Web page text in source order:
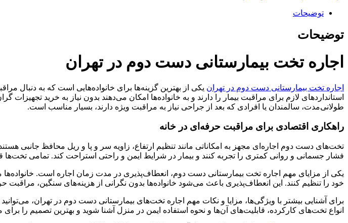
توضیحات
توضیحات
اجاره تخت بیمارستانی دست دوم در تهران
اجاره تخت بیمارستانی دست دوم در تهران یکی از بهترین گزینه‌ها برای خانواده‌هایی است که به دنبال
استانداردهای لازم برای مراقبت بیمار را دارند و به خانواده‌ها امکان می‌دهند بدون نیاز به خرید
طولانی‌مدت، سالمندان یا افرادی که بعد از جراحی نیاز به مراقبت ویژه دارند، بسیار مناسب است.
راهکاری اقتصادی برای مراقبت حرفه‌ای در خانه
تخت‌های دست دوم اجاره‌ای مجهز به امکاناتی مانند تنظیم ارتفاع، زاویه سر و پا و ریل محافظ جانبی
فشار جسمانی و روانی کمتری را تجربه کنند و بیمار در شرایط ایمن و راحتی استراحت کند. تمامی
یکی از مزایای مهم اجاره تخت بیمارستانی دست دوم، انعطاف‌پذیری در مدت زمان اجاره است. خانواده‌ها
خود را تنظیم کنند. این انعطاف‌پذیری باعث می‌شود خانواده‌ها بدون نگرانی از هزینه‌های سنگین، مراقبت
برای آشنایی بیشتر با ویژگی‌ها، مزایا و نکات مهم اجاره تخت‌های بیمارستانی دست دوم در تهران، می‌توانید
انواع تخت‌های کارکرده، قابلیت‌های آن‌ها و نحوه استفاده ایمن در منزل آشنا شوید و بهترین تصمیم را